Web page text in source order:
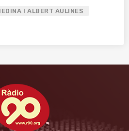
I ALBERT AULINES